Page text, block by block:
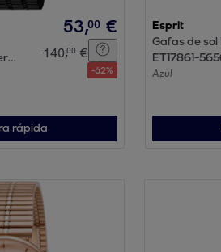
53,00 €
140,00 €
-62%
rápida
Esprit
Gafas de
ET17861-
Azul